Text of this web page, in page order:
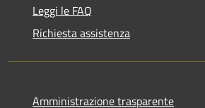
Leggi le FAQ
Richiesta assistenza
Amministrazione trasparente